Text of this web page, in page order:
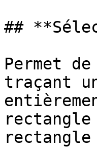
##
Permet
traçant